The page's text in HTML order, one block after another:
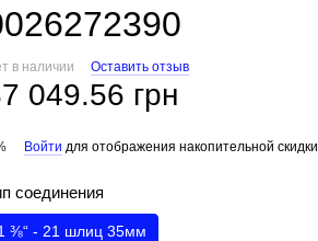
в наличии Оставить отзыв
049.56 грн
Войти для отображения накопительной скидки
соединения
⅜“ - 21 шлиц 35мм